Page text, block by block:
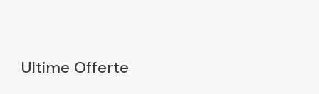
Ultime Offerte